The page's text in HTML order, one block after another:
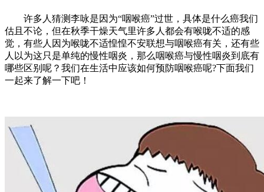
许多人猜测李咏是因为“咽喉癌”过世，具体是什么癌我们
估且不论，但在秋季干燥天气里许多人都会有喉咙不适的感
觉，有些人因为喉咙不适惶惶不安联想与咽喉癌有关，还有些
人以为这只是单纯的慢性咽炎，那么咽喉癌与慢性咽炎到底有
哪些区别呢？我们在生活中应该如何预防咽喉癌呢?下面我们
一起来了解一下吧！